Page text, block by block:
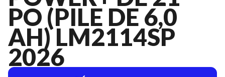
PO (PILE DE 6,0
AH) LM2114SP
2026